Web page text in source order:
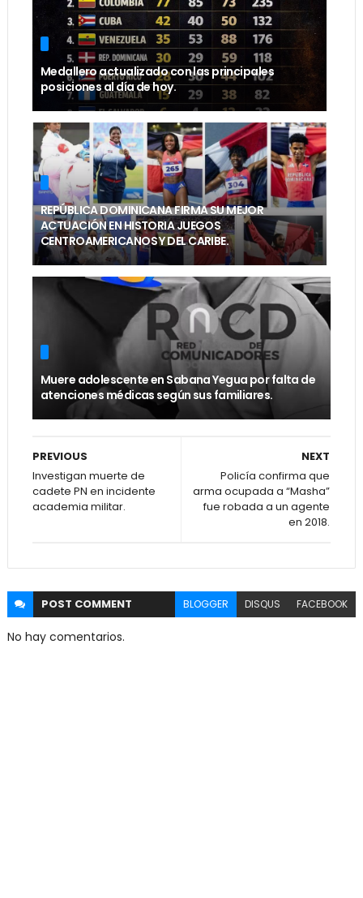
Medallero actualizado con las principales
posiciones al día de hoy.
REPÚBLICA DOMINICANA FIRMA SU MEJOR
ACTUACIÓN EN HISTORIA JUEGOS
CENTROAMERICANOS Y DEL CARIBE.
Muere adolescente en Sabana Yegua por falta de
atenciones médicas según sus familiares.
NEXT
Policía confirma que
arma ocupada a “Masha”
fue robada a un agente
en 2018.
PREVIOUS
Investigan muerte de
cadete PN en incidente
academia militar.
POST COMMENT BLOGGER DISQUS FACEBOOK
No hay comentarios.